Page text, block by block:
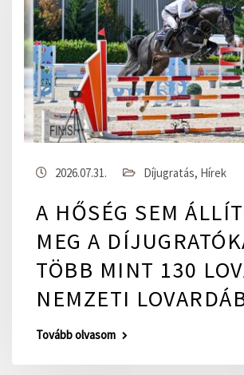
2026.07.31. Díjugratás, Hírek
A HŐSÉG SEM
MEG A
TÖBB MINT 130
NEMZETI
Tovább olvasom